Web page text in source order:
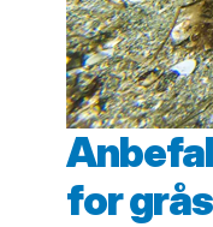
for